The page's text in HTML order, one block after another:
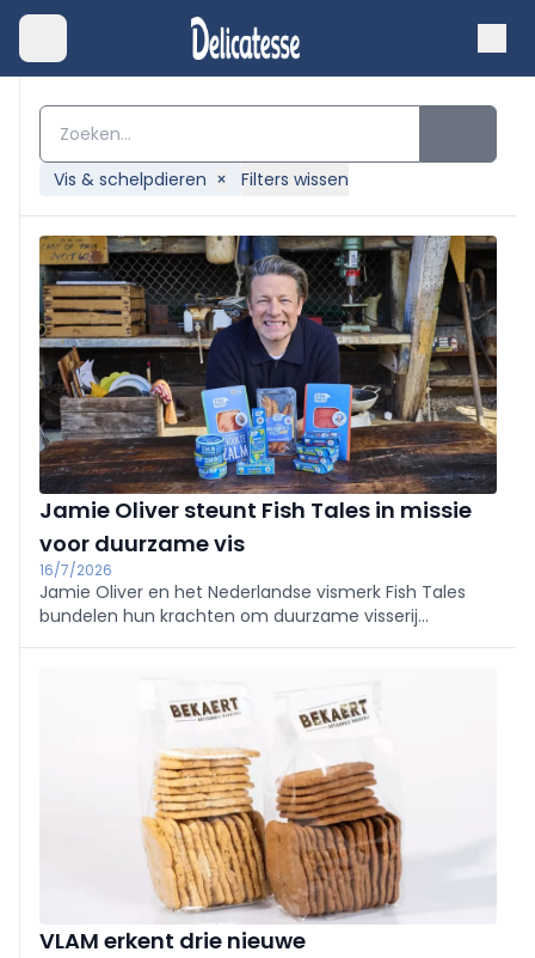
Vis & schelpdieren × Filters wissen
Jamie Oliver steunt Fish Tales in missie
voor duurzame vis
16/7/2026
Jamie Oliver en het Nederlandse vismerk Fish Tales
bundelen hun krachten om duurzame visserij
VLAM erkent drie nieuwe